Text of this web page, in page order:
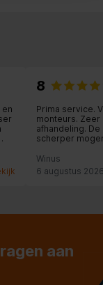
en
8
Prima service.
monteurs.
afhandeling.
scherper
Winus
6 augustus 2026
aan